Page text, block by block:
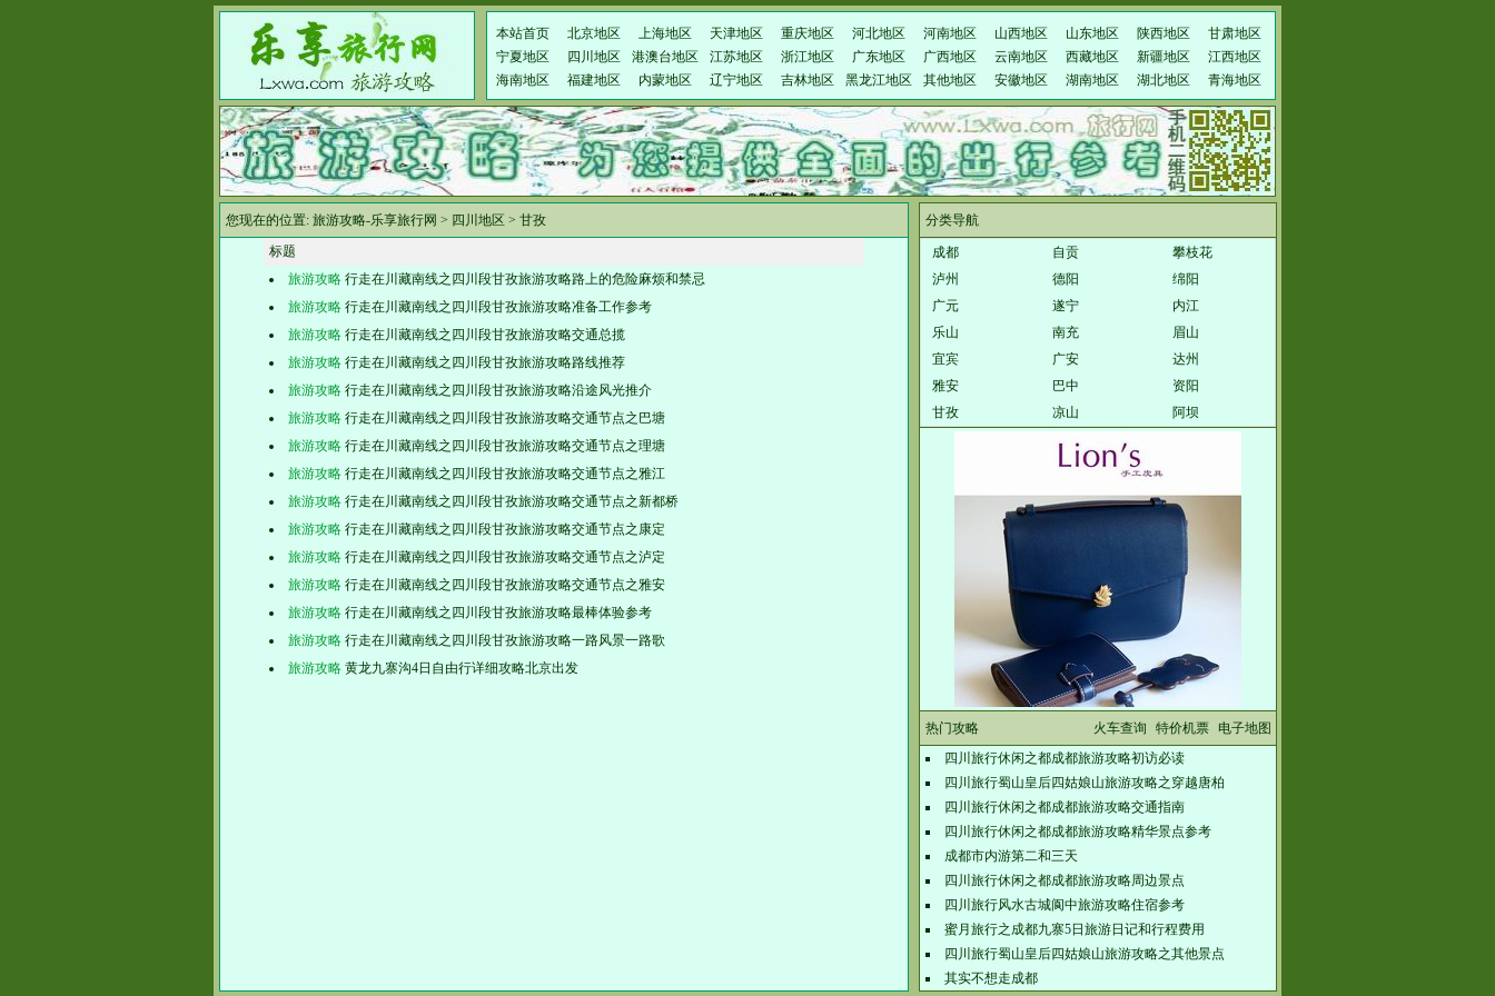
本站首页 北京地区 上海地区 天津地区 重庆地区 河北地区 河南地区 山西地区 山东地区 陕西地区
甘肃地区
宁夏地区
四川地区 港澳台地区 江苏地区 浙江地区 广东地区 广西地区 云南地区 西藏地区 新疆地区
江西地区
海南地区
福建地区 内蒙地区 辽宁地区 吉林地区 黑龙江地区 其他地区 安徽地区 湖南地区 湖北地区 青海地区
您现在的位置: 旅游攻略-乐享旅行网 > 四川地区 > 甘孜
标题
旅游攻略 行走在川藏南线之四川段甘孜旅游攻略路上的危险麻烦和禁忌
旅游攻略 行走在川藏南线之四川段甘孜旅游攻略准备工作参考
旅游攻略 行走在川藏南线之四川段甘孜旅游攻略交通总揽
旅游攻略 行走在川藏南线之四川段甘孜旅游攻略路线推荐
旅游攻略 行走在川藏南线之四川段甘孜旅游攻略沿途风光推介
旅游攻略 行走在川藏南线之四川段甘孜旅游攻略交通节点之巴塘
旅游攻略 行走在川藏南线之四川段甘孜旅游攻略交通节点之理塘
旅游攻略 行走在川藏南线之四川段甘孜旅游攻略交通节点之雅江
旅游攻略 行走在川藏南线之四川段甘孜旅游攻略交通节点之新都桥
旅游攻略 行走在川藏南线之四川段甘孜旅游攻略交通节点之康定
旅游攻略 行走在川藏南线之四川段甘孜旅游攻略交通节点之泸定
旅游攻略 行走在川藏南线之四川段甘孜旅游攻略交通节点之雅安
旅游攻略 行走在川藏南线之四川段甘孜旅游攻略最棒体验参考
旅游攻略 行走在川藏南线之四川段甘孜旅游攻略一路风景一路歌
旅游攻略 黄龙九寨沟4日自由行详细攻略北京出发
分类导航
成都 自贡
攀枝花
泸州
德阳
绵阳
广元
遂宁
内江
乐山
南充
眉山
宜宾
广安
达州
雅安
巴中
资阳
甘孜
凉山 阿坝
热门攻略 火车查询 特价机票
电子地图
四川旅行休闲之都成都旅游攻略初访必读
四川旅行蜀山皇后四姑娘山旅游攻略之穿越唐柏
四川旅行休闲之都成都旅游攻略交通指南
四川旅行休闲之都成都旅游攻略精华景点参考
成都市内游第二和三天
四川旅行休闲之都成都旅游攻略周边景点
四川旅行风水古城阆中旅游攻略住宿参考
蜜月旅行之成都九寨5日旅游日记和行程费用
四川旅行蜀山皇后四姑娘山旅游攻略之其他景点
其实不想走成都